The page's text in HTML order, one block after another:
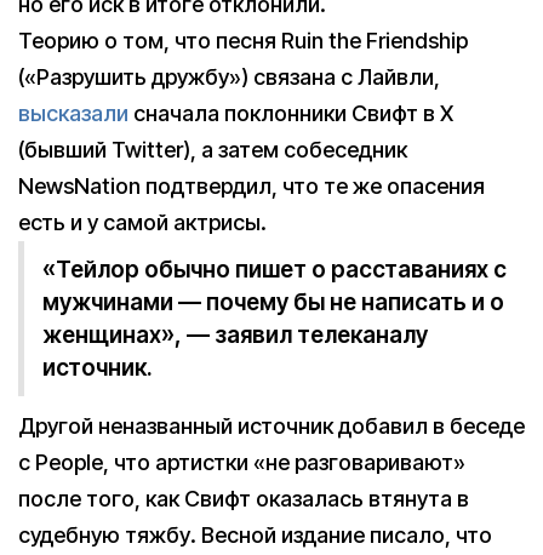
Теорию о том, что песня Ruin the Friendship
(«Разрушить дружбу») связана с Лайвли,
высказали сначала поклонники Свифт в X
(бывший Twitter), а затем собеседник
NewsNation подтвердил, что те же опасения
есть и у самой актрисы.
«Тейлор обычно пишет о расставаниях с
мужчинами — почему бы не написать и о
женщинах», — заявил телеканалу
источник.
Другой неназванный источник добавил в беседе
с People, что артистки «не разговаривают»
после того, как Свифт оказалась втянута в
судебную тяжбу. Весной издание писало, что